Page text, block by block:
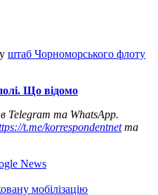
штаб Чорноморського флоту
Що відомо
в Telegram та WhatsApp.
t.me/korrespondentnetта
News
мобілізацію